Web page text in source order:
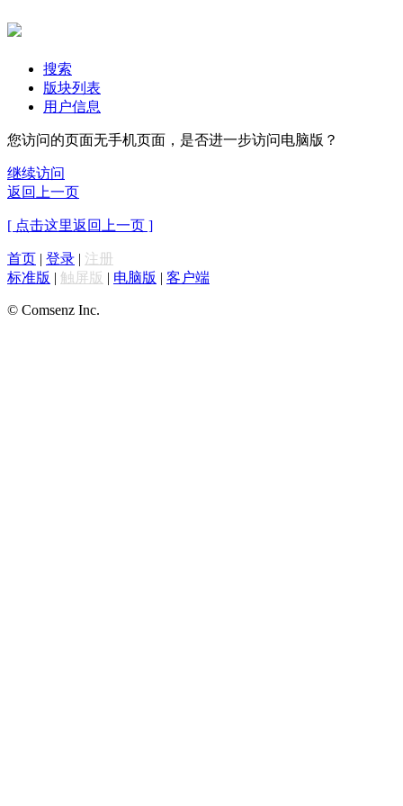
搜索
版块列表
用户信息
您访问的页面无手机页面，是否进一步访问电脑版？
继续访问
返回上一页
[ 点击这里返回上一页 ]
首页 | 登录 | 注册
标准版 | 触屏版 | 电脑版 | 客户端
© Comsenz Inc.